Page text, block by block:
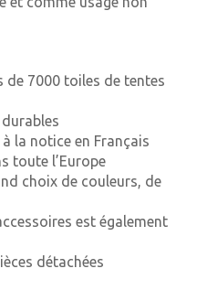
de 7000 toiles de tentes
la notice en Français
toute l’Europe
choix de couleurs, de
est également
détachées